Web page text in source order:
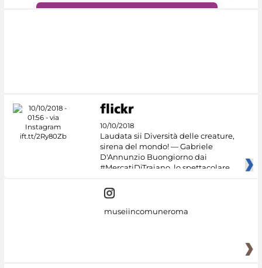
10/10/2018
Laudata sii Diversità delle creature,
sirena del mondo! — Gabriele
D'Annunzio Buongiorno dai
#MercatiDiTraiano, lo spettacolare
museiincomuneroma